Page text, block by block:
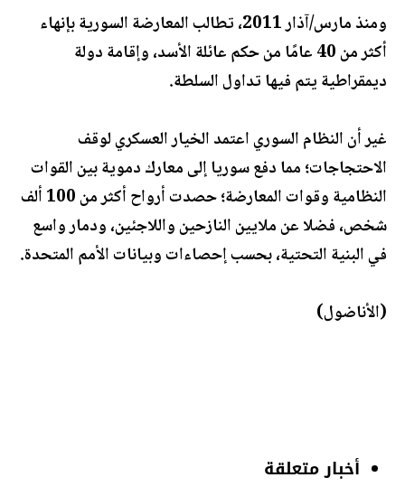
ومنذ مارس/آذار 2011، تطالب المعارضة السورية بإنهاء
أكثر من 40 عامًا من حكم عائلة الأسد، وإقامة دولة
ديمقراطية يتم فيها تداول السلطة.
غير أن النظام السوري اعتمد الخيار العسكري لوقف
الاحتجاجات؛ مما دفع سوريا إلى معارك دموية بين القوات
النظامية وقوات المعارضة؛ حصدت أرواح أكثر من 100 ألف
شخص، فضلا عن ملايين النازحين واللاجئين، ودمار واسع
في البنية التحتية، بحسب إحصاءات وبيانات الأمم المتحدة.
(الأناضول)
أخبار متعلقة